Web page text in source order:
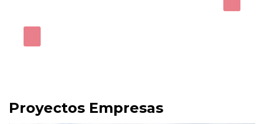
Proyectos Empresas